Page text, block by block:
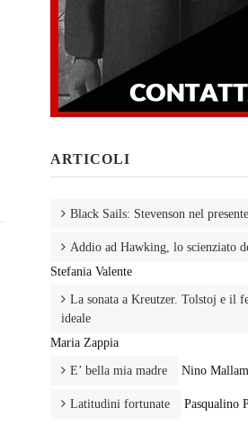
ARTICOLI
Black Sails: Stevenson nel presente
Addio ad Hawking, lo scienziato
Stefania Valente
La sonata a Kreutzer. Tolstoj e il
ideale
Maria Zappia
E’ bella mia madre Nino
Latitudini fortunate Pasqualino